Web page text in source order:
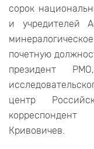
сорок
и учредителей
почетную
президент
центр
Кривовичев.